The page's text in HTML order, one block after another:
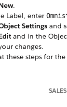
.
Label, enter
Settingsand
and in the
changes.
these steps for
Saved